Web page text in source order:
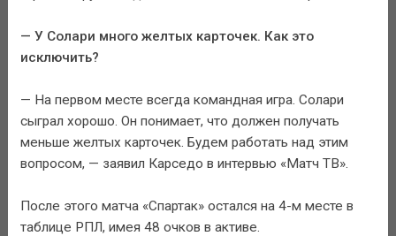
— У Солари много желтых карточек. Как это
исключить?
— На первом месте всегда командная игра. Солари
сыграл хорошо. Он понимает, что должен получать
меньше желтых карточек. Будем работать над этим
вопросом, — заявил Карседо в интервью «Матч ТВ».
После этого матча «Спартак» остался на 4-м месте в
таблице РПЛ, имея 48 очков в активе.